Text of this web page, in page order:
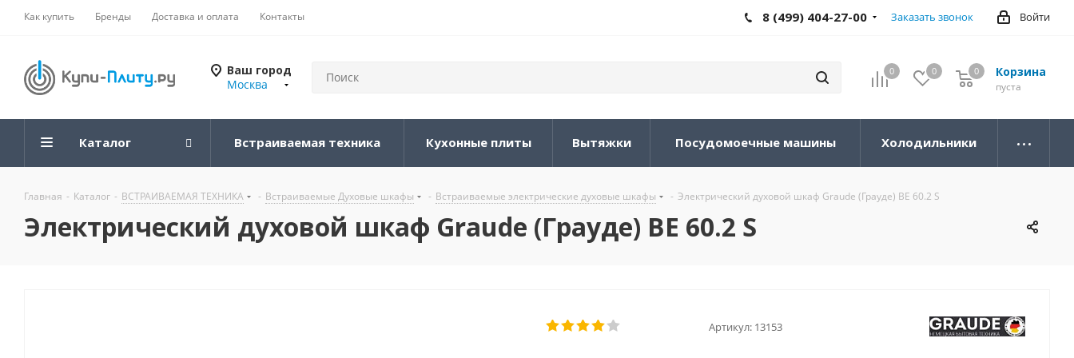
Как купить Бренды Доставка и оплата Контакты Войти
8 (499) 404-27-00 Заказать звонок
Ваш город
Москва
0 0 Корзина
0
пуста
0
Каталог Встраиваемая техника Кухонные плиты Вытяжки Посудомоечные машины Холодильники
Главная - Каталог - ВСТРАИВАЕМАЯ ТЕХНИКА - Встраиваемые Духовые шкафы - Встраиваемые электрические духовые шкафы - Электрический духовой шкаф Graude (Грауде) BE 60.2 S
Электрический духовой шкаф Graude (Грауде) BE 60.2 S
Артикул: 13153